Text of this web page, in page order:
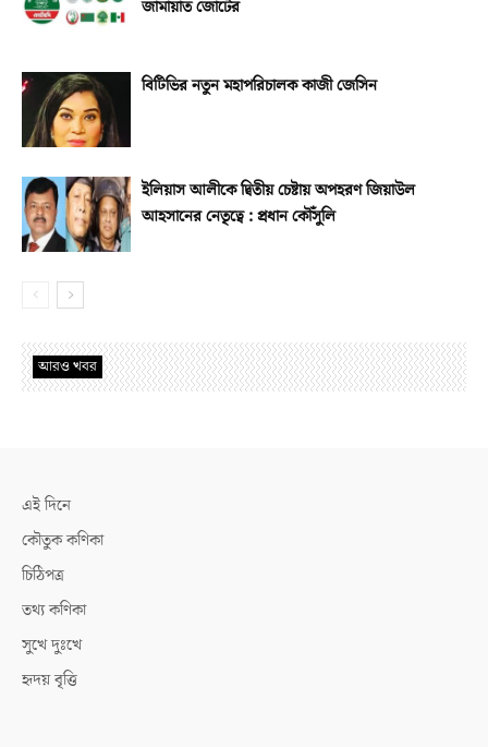
জামায়াত জোটের
বিটিভির নতুন মহাপরিচালক কাজী জেসিন
ইলিয়াস আলীকে দ্বিতীয় চেষ্টায় অপহরণ জিয়াউল
আহসানের নেতৃত্বে : প্রধান কৌঁসুলি
আরও খবর
এই দিনে
কৌতুক কণিকা
চিঠিপত্র
তথ্য কণিকা
সুখে দুঃখে
হৃদয় বৃত্তি